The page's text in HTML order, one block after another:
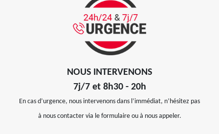
NOUS INTERVENONS
7j/7 et 8h30 - 20h
En cas d’urgence, nous intervenons dans l’immédiat, n’hésitez pas
à nous contacter via le formulaire ou à nous appeler.